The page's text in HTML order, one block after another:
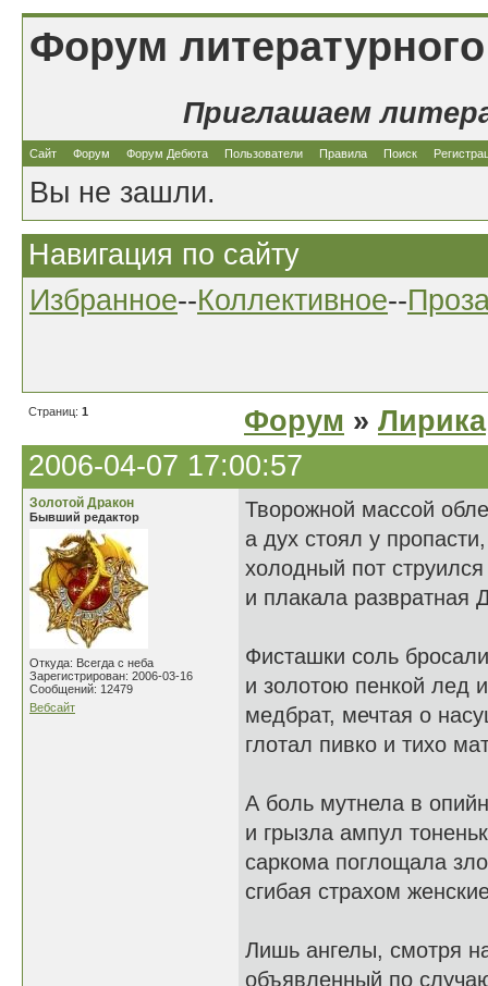
Форум
Приглашаем
Сайт Форум Форум Дебюта Пользователи Правила Поиск
Вы не зашли.
Навигация по сайту
Избранное--Коллективное--
Страниц: 1 Форум » Лирика
2006-04-07 17:00:57
Золотой Дракон
Бывший редактор
Откуда: Всегда с неба
Зарегистрирован: 2006-03-16
Сообщений: 12479
Вебсайт
Творожной массой
а дух стоял у
холодный пот
и плакала развратная
Фисташки соль
и золотою пенкой лед
медбрат, мечтая о
глотал пивко и тихо
А боль мутнела в
и грызла ампул
саркома поглощала
сгибая страхом
Лишь ангелы, смотря
объявленный по